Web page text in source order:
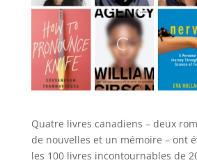
Quatre livres canadiens – deux
de nouvelles et un mémoire – ont
les 100 livres incontournables de